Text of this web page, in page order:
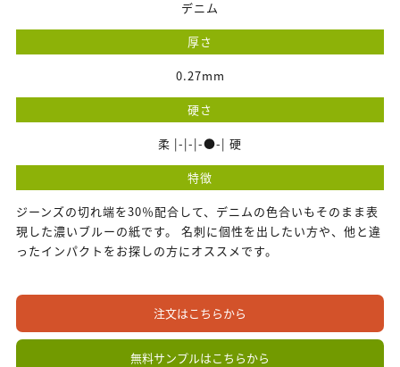
デニム
厚さ
0.27mm
硬さ
柔 |-|-|-●-| 硬
特徴
ジーンズの切れ端を30％配合して、デニムの色合いもそのまま表
現した濃いブルーの紙です。 名刺に個性を出したい方や、他と違
ったインパクトをお探しの方にオススメです。
無料サンプルはこちらから
注文はこちらから